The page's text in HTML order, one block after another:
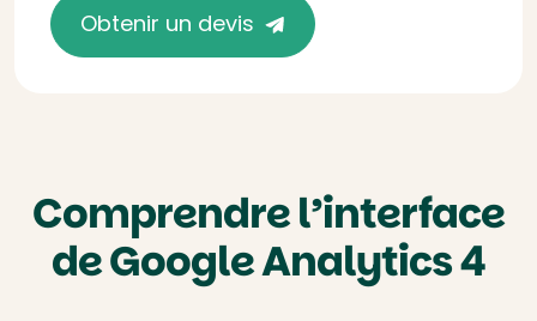
Obtenir un devis
Comprendre l’interface
de Google Analytics 4